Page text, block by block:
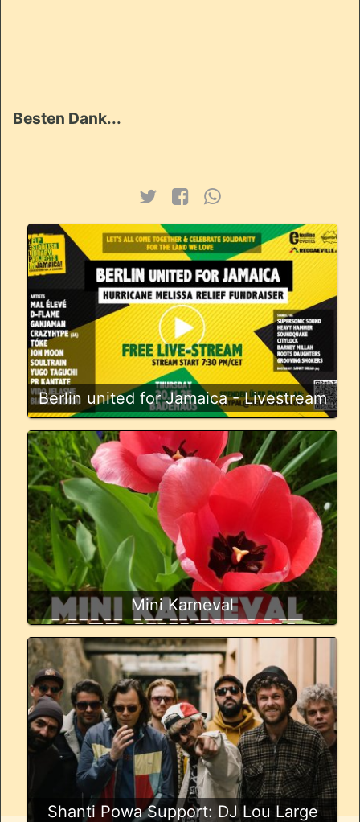
Besten Dank...
Berlin united for Jamaica - Livestream
Mini Karneval
Shanti Powa Support: DJ Lou Large